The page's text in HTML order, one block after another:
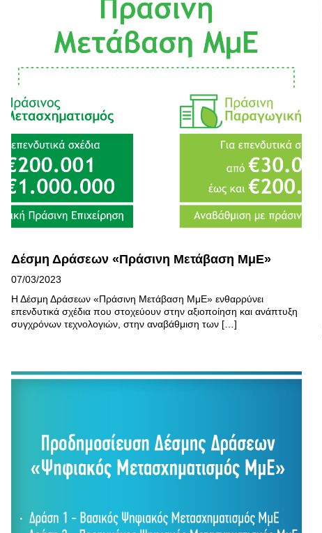
Δέσμη Δράσεων «Πράσινη Μετάβαση ΜμΕ»
07/03/2023
Η Δέσμη Δράσεων «Πράσινη Μετάβαση ΜμΕ» ενθαρρύνει
επενδυτικά σχέδια που στοχεύουν στην αξιοποίηση και ανάπτυξη
συγχρόνων τεχνολογιών, στην αναβάθμιση των […]